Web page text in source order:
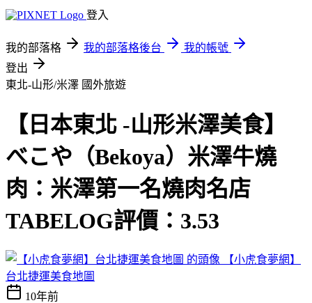
登入
我的部落格 我的部落格後台
我的帳號
登出
東北-山形/米澤 國外旅遊
【日本東北 -山形米澤美食】
べこや（Bekoya）米澤牛燒
肉：米澤第一名燒肉名店
TABELOG評價：3.53
【小虎食夢網】
台北捷運美食地圖
10年前